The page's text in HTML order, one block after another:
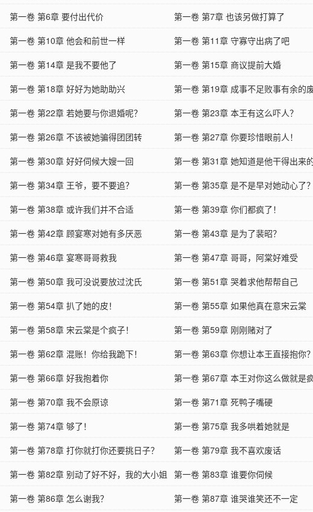
第一卷 第6章 要付出代价 第一卷 第7章 也该另做打算了
第一卷 第10章 他会和前世一样 第一卷 第11章 守寡守出病了吧
第一卷 第14章 是我不要他了 第一卷 第15章 商议提前大婚
第一卷 第18章 好好为她助助兴 第一卷 第19章 成事不足败事有余的
第一卷 第22章 若她要与你退婚呢？ 第一卷 第23章 本王有这么吓人？
第一卷 第26章 不该被她骗得团团转 第一卷 第27章 你要珍惜眼前人！
第一卷 第30章 好好伺候大嫂一回 第一卷 第31章 她知道是他干得出来
第一卷 第34章 王爷，要不要追？ 第一卷 第35章 是不是早对她动心了？
第一卷 第38章 或许我们并不合适 第一卷 第39章 你们都疯了！
第一卷 第42章 顾宴寒对她有多厌恶 第一卷 第43章 是为了裴昭？
第一卷 第46章 宴寒哥哥救我 第一卷 第47章 哥哥，阿棠好难受
第一卷 第50章 我可没说要放过沈氏 第一卷 第51章 哭着求他帮帮自己
第一卷 第54章 扒了她的皮！ 第一卷 第55章 如果他真在意宋云棠
第一卷 第58章 宋云棠是个疯子！ 第一卷 第59章 刚刚赌对了
第一卷 第62章 混账！你给我跪下！ 第一卷 第63章 你想让本王直接抱你？
第一卷 第66章 好我抱着你 第一卷 第67章 本王对你这么做就是
第一卷 第70章 我不会原谅 第一卷 第71章 死鸭子嘴硬
第一卷 第74章 够了！ 第一卷 第75章 我多哄着她就是
第一卷 第78章 打你就打你还要挑日子？ 第一卷 第79章 我不喜欢废话
第一卷 第82章 别动了好不好，我的大小姐 第一卷 第83章 谁要你伺候
第一卷 第86章 怎么谢我？ 第一卷 第87章 谁哭谁笑还不一定